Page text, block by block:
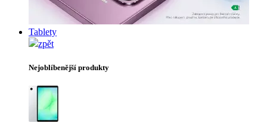
Tablety
zpět
Nejoblíbenější produkty